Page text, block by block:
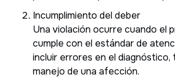
Incumplimiento del deber
Una violación ocurre cuando el
cumple con el estándar de
incluir errores en el
manejo de una afección.